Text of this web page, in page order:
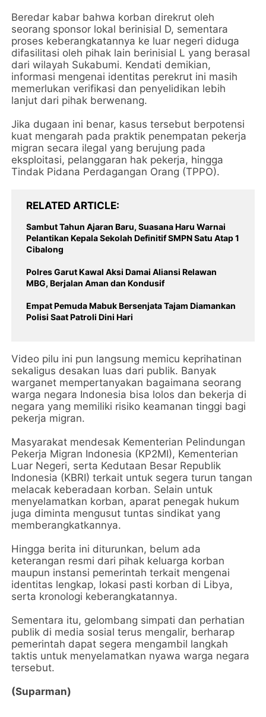
​Beredar kabar bahwa korban direkrut oleh
seorang sponsor lokal berinisial D, sementara
proses keberangkatannya ke luar negeri diduga
difasilitasi oleh pihak lain berinisial L yang berasal
dari wilayah Sukabumi. Kendati demikian,
informasi mengenai identitas perekrut ini masih
memerlukan verifikasi dan penyelidikan lebih
lanjut dari pihak berwenang.
​Jika dugaan ini benar, kasus tersebut berpotensi
kuat mengarah pada praktik penempatan pekerja
migran secara ilegal yang berujung pada
eksploitasi, pelanggaran hak pekerja, hingga
Tindak Pidana Perdagangan Orang (TPPO).
RELATED ARTICLE
Sambut Tahun Ajaran Baru, Suasana Haru Warnai
Pelantikan Kepala Sekolah Definitif SMPN Satu Atap 1
Cibalong
Polres Garut Kawal Aksi Damai Aliansi Relawan
MBG, Berjalan Aman dan Kondusif
Empat Pemuda Mabuk Bersenjata Tajam Diamankan
Polisi Saat Patroli Dini Hari
​Video pilu ini pun langsung memicu keprihatinan
sekaligus desakan luas dari publik. Banyak
warganet mempertanyakan bagaimana seorang
warga negara Indonesia bisa lolos dan bekerja di
negara yang memiliki risiko keamanan tinggi bagi
pekerja migran.
​Masyarakat mendesak Kementerian Pelindungan
Pekerja Migran Indonesia (KP2MI), Kementerian
Luar Negeri, serta Kedutaan Besar Republik
Indonesia (KBRI) terkait untuk segera turun tangan
melacak keberadaan korban. Selain untuk
menyelamatkan korban, aparat penegak hukum
juga diminta mengusut tuntas sindikat yang
memberangkatkannya.
​Hingga berita ini diturunkan, belum ada
keterangan resmi dari pihak keluarga korban
maupun instansi pemerintah terkait mengenai
identitas lengkap, lokasi pasti korban di Libya,
serta kronologi keberangkatannya.
​Sementara itu, gelombang simpati dan perhatian
publik di media sosial terus mengalir, berharap
pemerintah dapat segera mengambil langkah
taktis untuk menyelamatkan nyawa warga negara
tersebut.
(Suparman)